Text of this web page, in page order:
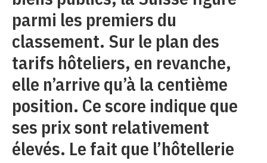
parmi les premiers du
classement. Sur le plan des
tarifs hôteliers, en revanche,
elle n’arrive qu’à la centième
position. Ce score indique que
ses prix sont relativement
élevés. Le fait que l’hôtellerie